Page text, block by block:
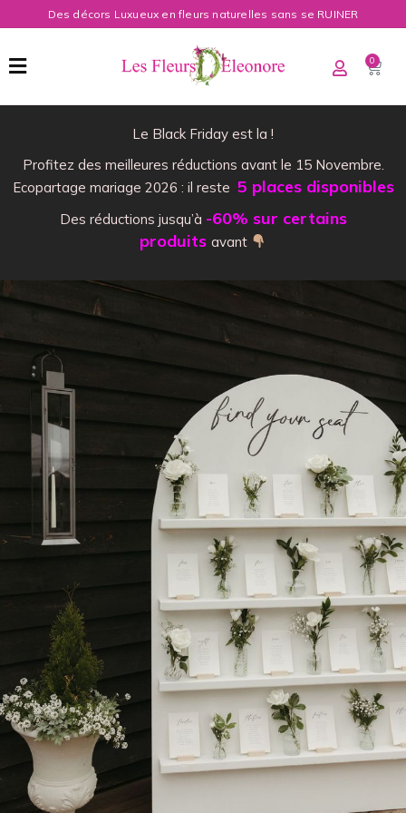
Des décors Luxueux en fleurs naturelles sans se RUINER
0
Le Black Friday est la !
Profitez des meilleures réductions avant le 15 Novembre.
Ecopartage mariage 2026 : il reste 5 places disponibles
Des réductions jusqu’à -60% sur certains
produits avant